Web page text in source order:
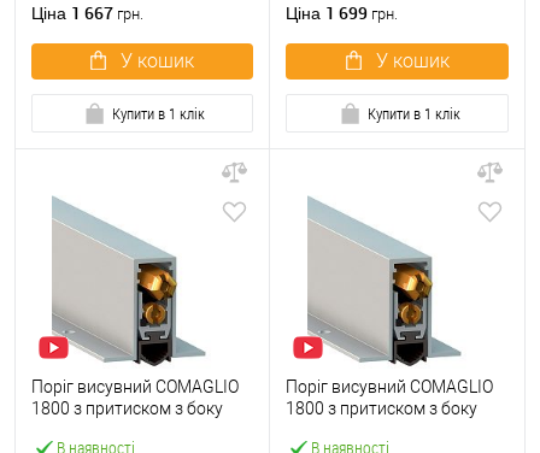
Ціна 1 667 грн.
У кошик
Купити в 1 клік
Ціна 1 699 грн.
У кошик
Купити в 1 клік
В наявності
Поріг висувний COMAGLIO
1800 з притиском з боку
В наявності
Поріг висувний COMAGLIO
1800 з притиском з боку